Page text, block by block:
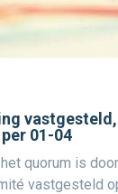
01-04
quorum is
vastgesteld